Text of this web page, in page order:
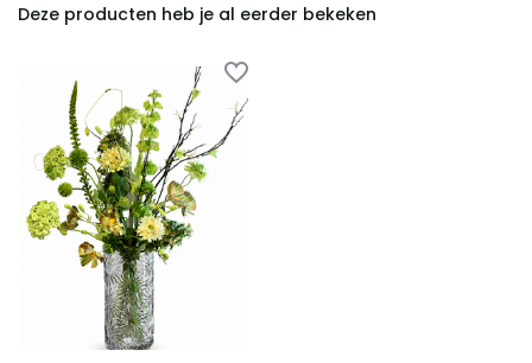
Deze producten heb je al eerder bekeken